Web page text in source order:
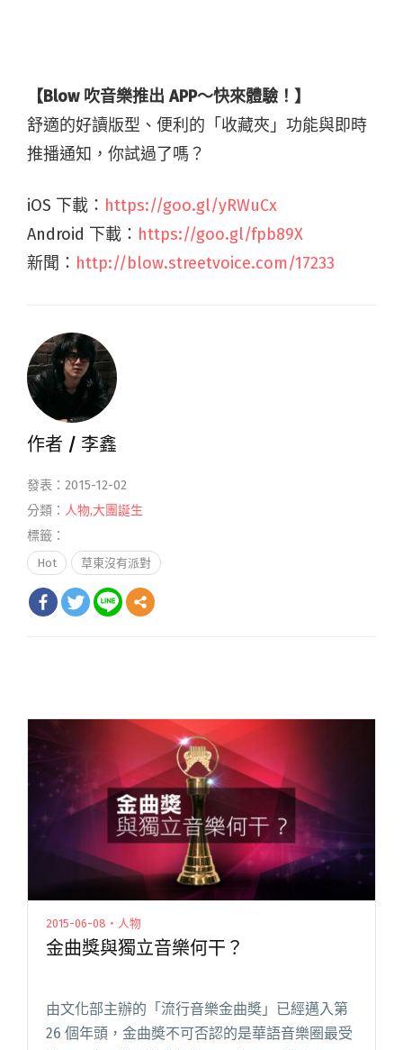
【Blow 吹音樂推出 APP～快來體驗！】
舒適的好讀版型、便利的「收藏夾」功能與即時
推播通知，你試過了嗎？
iOS 下載： https://goo.gl/yRWuCx
Android 下載： https://goo.gl/fpb89X
新聞： http://blow.streetvoice.com/17233
作者 / 李鑫
發表：2015-12-02
分類： 人物,大團誕生
標籤：
Hot 草東沒有派對
2015-06-08・人物
金曲獎與獨立音樂何干？
由文化部主辦的「流行音樂金曲奬」已經邁入第
26 個年頭，金曲奬不可否認的是華語音樂圈最受